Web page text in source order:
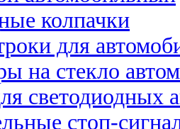
колпачки
для
на стекло
светодиодных
стоп-